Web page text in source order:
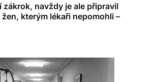
zákrok, navždy je ale připravil
kterým lékaři nepomohli –